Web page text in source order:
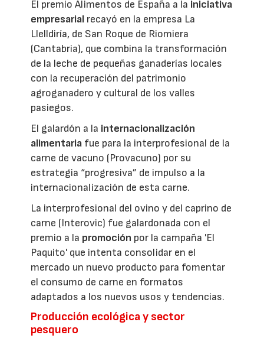
El premio Alimentos de España a la iniciativa
empresarial recayó en la empresa La
Llelldiría, de San Roque de Riomiera
(Cantabria), que combina la transformación
de la leche de pequeñas ganaderías locales
con la recuperación del patrimonio
agroganadero y cultural de los valles
pasiegos.
El galardón a la internacionalización
alimentaria fue para la interprofesional de la
carne de vacuno (Provacuno) por su
estrategia “progresiva” de impulso a la
internacionalización de esta carne.
La interprofesional del ovino y del caprino de
carne (Interovic) fue galardonada con el
premio a la promoción por la campaña 'El
Paquito' que intenta consolidar en el
mercado un nuevo producto para fomentar
el consumo de carne en formatos
adaptados a los nuevos usos y tendencias.
Producción ecológica y sector
pesquero